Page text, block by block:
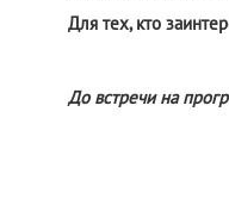
Для тех, кто
До встречи на